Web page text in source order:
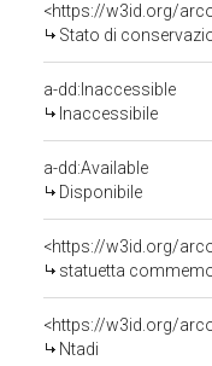
<https://w3id.org/
Stato di
a-dd:Inaccessible
Inaccessibile
a-dd:Available
Disponibile
<https://w3id.org/
statuetta
<https://w3id.org/
Ntadi